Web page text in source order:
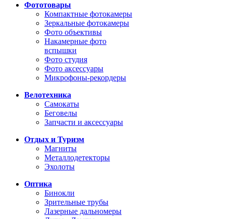
Фототовары
Компактные фотокамеры
Зеркальные фотокамеры
Фото объективы
Накамерные фото
вспышки
Фото студия
Фото аксессуары
Микрофоны-рекордеры
Велотехника
Самокаты
Беговелы
Запчасти и аксессуары
Отдых и Туризм
Магниты
Металлодетекторы
Эхолоты
Оптика
Бинокли
Зрительные трубы
Лазерные дальномеры